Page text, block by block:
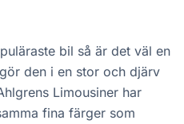
bil så är det väl en
den i en stor och djärv
Limousiner har
fina färger som